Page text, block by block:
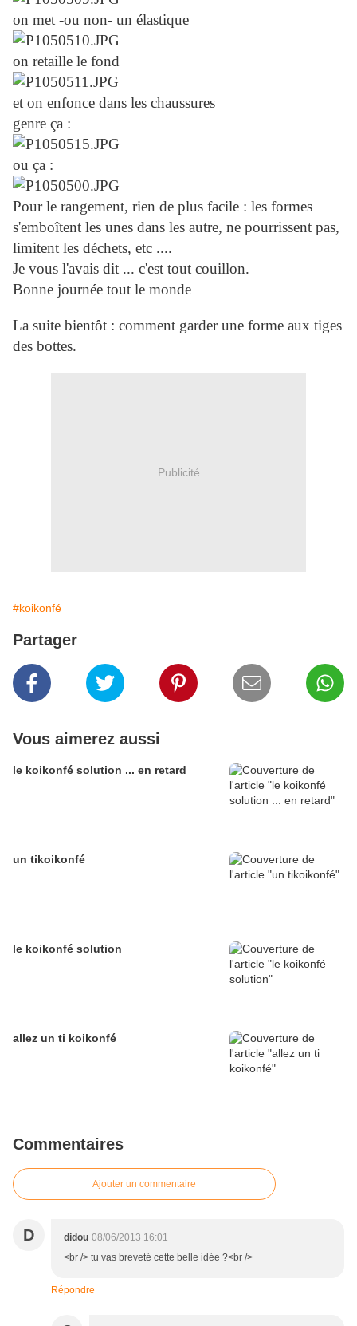
on met -ou non- un élastique
on retaille le fond
et on enfonce dans les chaussures
genre ça :
ou ça :
Pour le rangement, rien de plus facile : les formes
s'emboîtent les unes dans les autre, ne pourrissent pas,
limitent les déchets, etc ....
Je vous l'avais dit ... c'est tout couillon.
Bonne journée tout le monde
La suite bientôt : comment garder une forme aux tiges
des bottes.
Publicité
#koikonfé
Partager
Vous aimerez aussi
le koikonfé solution ... en retard
un tikoikonfé
le koikonfé solution
allez un ti koikonfé
Commentaires
Ajouter un commentaire
D didou 08/06/2013 16:01
<br /> tu vas breveté cette belle idée ?<br />
Répondre